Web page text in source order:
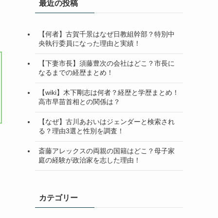
最近の投稿
【何者】古賀千景はなぜ日教組幹部？特別中
央執行委員になった理由と実績！
【下妻市長】須藤豊次の会社はどこ？市長に
なるまでの経歴まとめ！
【wiki】木下剛志は何者？経歴と学歴まとめ！
高市早苗首相との関係は？
【なぜ】古川あおいはジェンダーと検索され
る？理由3選と性別を調査！
斎藤アレックスの両親の国籍はどこ？母子家
庭の経験が政治家を志した理由！
カテゴリー